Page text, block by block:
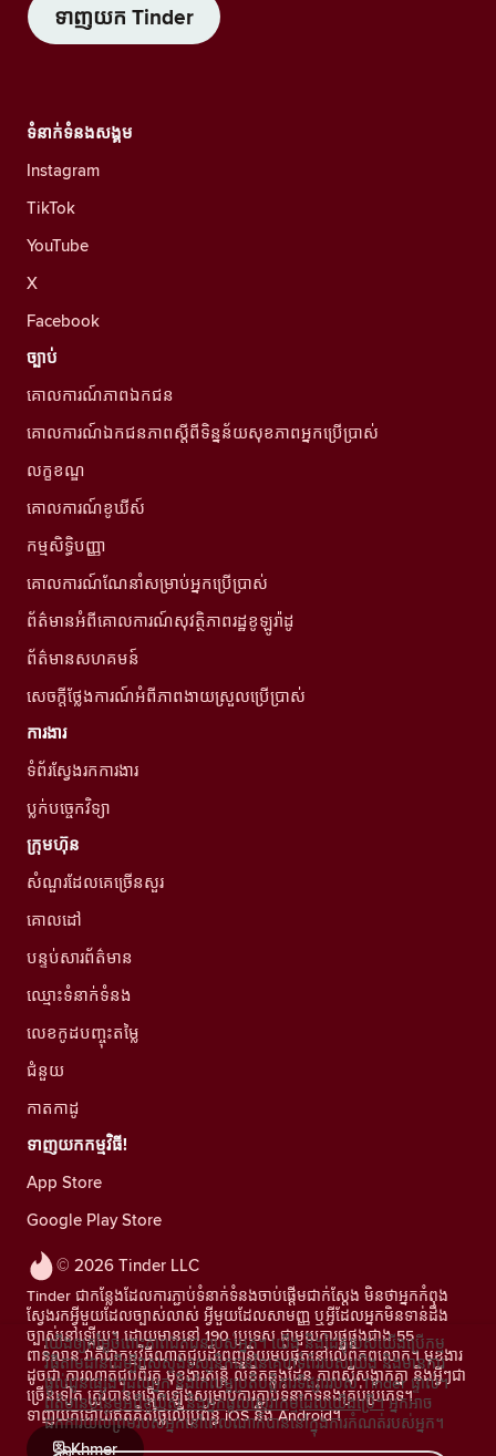
ទាញយក Tinder
© 2026 Tinder LLC
Tinder ជាកន្លែងដែលការភ្ជាប់ទំនាក់ទំនងចាប់ផ្តើមជាក់ស្តែង មិនថាអ្នកកំពុង
ស្វែងរកអ្វីមួយដែលច្បាស់លាស់ អ្វីមួយដែលសាមញ្ញ ឬអ្វីដែលអ្នកមិនទាន់ដឹង
ច្បាស់នៅឡើយ។ ដោយមាននៅ 190 ប្រទេស ជាមួយការផ្គូផ្គងជាង 55
ពាន់លាន វាគឺជាកម្មវិធីណាត់ជួបដ៏ពេញនិយមបំផុតនៅលើពិភពលោក។ មុខងារ
ដូចជា ការណាត់ជួបពីរគូ មុខងារតន្រ្តី លិខិតឆ្លងដែន ភាពស៊ីសង្វាក់គ្នា និងអ្វីៗជា
ច្រើនទៀត ត្រូវបានបង្កើតឡើងសម្រាប់ការភ្ជាប់ទំនាក់ទំនងគ្រប់ប្រភេទ។
ទាញយកដោយឥតគិតថ្លៃលើប្រព័ន្ធ iOS និង Android។
Khmer
ទំនាក់ទំនងសង្គម
Instagram
TikTok
YouTube
X
Facebook
ច្បាប់
គោលការណ៍ភាពឯកជន
គោលការណ៍ឯកជនភាពស្ដីពីទិន្នន័យសុខភាពអ្នកប្រើប្រាស់
លក្ខខណ្ឌ
គោលការណ៍ខូឃីស៍
កម្មសិទ្ធិបញ្ញា
គោលការណ៍ណែនាំសម្រាប់អ្នកប្រើប្រាស់
ព័ត៌មានអំពីគោលការណ៍សុវត្ថិភាពរដ្ឋខូឡូរ៉ាដូ
ព័ត៌មានសហគមន៍
សេចក្តីថ្លែងការណ៍អំពីភាពងាយស្រួលប្រើប្រាស់
ការងារ
ទំព័រស្វែងរកការងារ
ប្លក់បច្ចេកវិទ្យា
ក្រុមហ៊ុន
សំណួរដែលគេច្រើនសួរ
គោលដៅ
បន្ទប់សារព័ត៌មាន
ឈ្មោះទំនាក់ទំនង
លេខកូដបញ្ចុះតម្លៃ
ជំនួយ
កាតកាដូ
ទាញយកកម្មវិធី!
App Store
Google Play Store
យើងឲ្យតម្លៃចំពោះភាពឯកជនរបស់អ្នក។ យើង និងដៃគូរបស់យើងប្រើកម្ម
វិធីតាមដានដើម្បីវាស់ស្ទង់ទស្សនិកជននៃគេហទំព័ររបស់យើង និងមានការ
ផ្តល់ជូនផ្សេងៗដល់អ្នក និងកែលម្អប្រតិបត្តិការទីផ្សាររបស់ Tinder ផ្ទាល់។
ព័ត៌មានបន្ថែមអំពីខូឃីស៍ និងអ្នកផ្តល់សេវាកម្មដែលយើងប្រើ។ អ្នកអាច
ដកការយល់ព្រមរបស់អ្នកនៅពេលណាក៏បាននៅក្នុងការកំណត់របស់អ្នក។